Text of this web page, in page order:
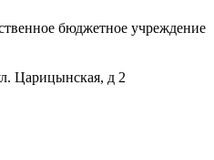
бюджетное учреждение
Царицынская, д 2